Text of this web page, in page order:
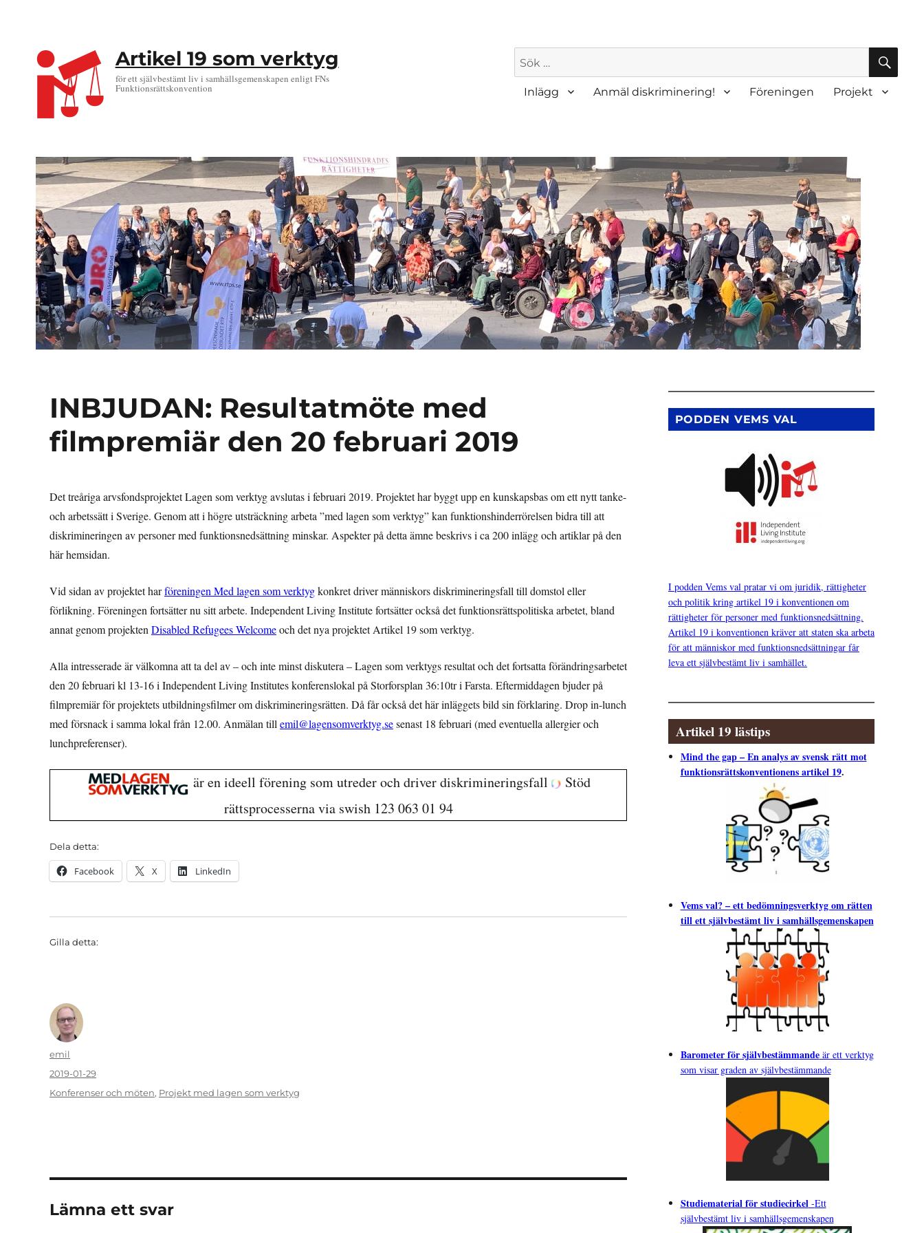
Artikel 19 som verktyg
för ett självbestämt liv i samhällsgemenskapen enligt FNs
Funktionsrättskonvention
Sök
efter:
SÖK
Inlägg Anmäl diskriminering! Föreningen Projekt
INBJUDAN: Resultatmöte med
filmpremiär den 20 februari 2019
Det treåriga arvsfondsprojektet Lagen som verktyg avslutas i februari 2019. Projektet har byggt upp en kunskapsbas om ett nytt tanke-
och arbetssätt i Sverige. Genom att i högre utsträckning arbeta ”med lagen som verktyg” kan funktionshinderrörelsen bidra till att
diskrimineringen av personer med funktionsnedsättning minskar. Aspekter på detta ämne beskrivs i ca 200 inlägg och artiklar på den
här hemsidan.
Vid sidan av projektet harföreningen Med lagen som verktygkonkret driver människors diskrimineringsfall till domstol eller
förlikning. Föreningen fortsätter nu sitt arbete. Independent Living Institute fortsätter också det funktionsrättspolitiska arbetet, bland
annat genom projekten Disabled Refugees Welcomeoch det nya projektet Artikel 19 som verktyg.
Alla intresserade är välkomna att ta del av – och inte minst diskutera – Lagen som verktygs resultat och det fortsatta förändringsarbetet
den 20 februari kl 13-16 i Independent Living Institutes konferenslokal på Storforsplan 36:10tr i Farsta. Eftermiddagen bjuder på
filmpremiär för projektets utbildningsfilmer om diskrimineringsrätten. Då får också det här inläggets bild sin förklaring. Drop in-lunch
med försnack i samma lokal från 12.00. Anmälan till emil@lagensomverktyg.sesenast 18 februari (med eventuella allergier och
lunchpreferenser).
är en ideell förening som utreder och driver diskrimineringsfall
Stöd
rättsprocesserna via swish 123 063 01 94
Dela detta:
Facebook X LinkedIn
Gilla detta:
Författare
emil
Publicerat
2019-01-29
Kategorier
Konferenser och möten, Projekt med lagen som verktyg
Lämna ett svar
PODDEN VEMS VAL
I podden Vems val pratar vi om juridik, rättigheter
och politik kring artikel 19 i konventionen om
rättigheter för personer med funktionsnedsättning.
Artikel 19 i konventionen kräver att staten ska arbeta
för att människor med funktionsnedsättningar får
leva ett självbestämt liv i samhället.
Artikel 19 lästips
Mind the gap – En analys av svensk rätt mot
funktionsrättskonventionens artikel 19.
Vems val? – ett bedömningsverktyg om rätten
till ett självbestämt liv i samhällsgemenskapen
Barometer för självbestämmandeär ett verktyg
som visar graden av självbestämmande
Studiematerial för studiecirkel-Ett
självbestämt liv i samhällsgemenskapen